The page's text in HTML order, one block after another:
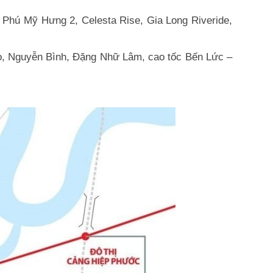
Mỹ Hưng 2, Celesta Rise, Gia Long Riveride,
Nguyễn Bình, Đặng Nhữ Lâm, cao tốc Bến Lức –